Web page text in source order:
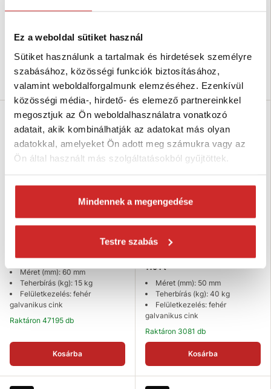
Ez a weboldal sütiket használ
Sütiket használunk a tartalmak és hirdetések személyre
szabásához, közösségi funkciók biztosításához,
valamint weboldalforgalmunk elemzéséhez. Ezenkívül
közösségi média-, hirdető- és elemező partnereinkkel
megosztjuk az Ön weboldalhasználatra vonatkozó
adatait, akik kombinálhatják az adatokat más olyan
adatokkal, amelyeket Ön adott meg számukra vagy az
Ön által használt más szolgáltatásokból gyűjtöttek.
Mindennek a megengedése
Testre szabás
galvanikus cink
Raktáron 20459 db
Kosárba
Raktáron 3804 db
SVX
SVX Csavaros kampó 60mm
22 Ft
Méret (mm): 60 mm
Teherbírás (kg): 15 kg
Felületkezelés: fehér
galvanikus cink
Raktáron 47195 db
Kosárba
SVX
SVX Kampó kereszt horonnyal
116 Ft
Méret (mm): 50 mm
Teherbírás (kg): 40 kg
Felületkezelés: fehér
galvanikus cink
Raktáron 3081 db
Kosárba